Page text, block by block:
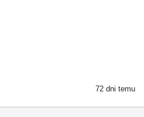
72 dni temu